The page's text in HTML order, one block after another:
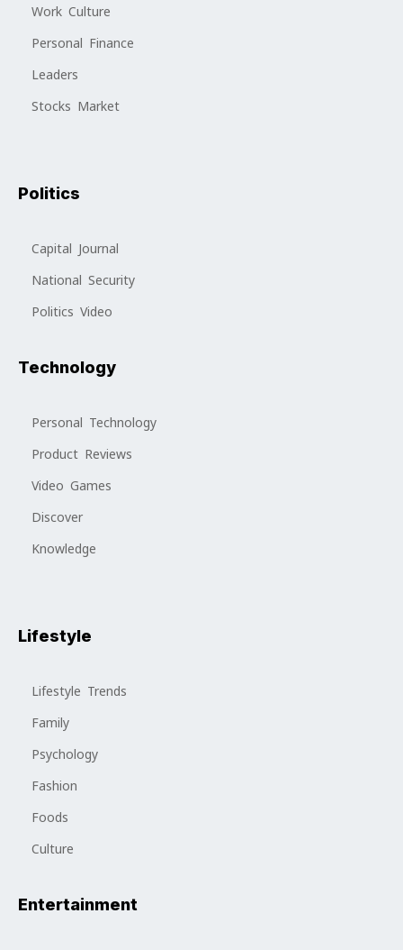
Work Culture
Personal Finance
Leaders
Stocks Market
Politics
Capital Journal
National Security
Politics Video
Technology
Personal Technology
Product Reviews
Video Games
Discover
Knowledge
Lifestyle
Lifestyle Trends
Family
Psychology
Fashion
Foods
Culture
Entertainment